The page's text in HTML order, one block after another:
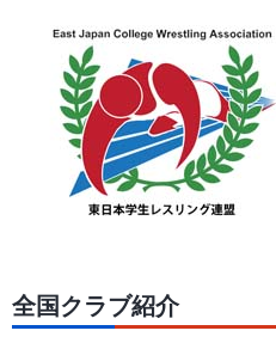
全国クラブ紹介